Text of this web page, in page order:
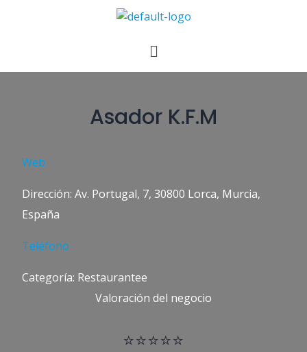
Asador K.F.M
Web
Dirección: Av. Portugal, 7, 30800 Lorca, Murcia,
España
Teléfono
Categoría: Restaurantee
Valoración del negocio
⭐⭐⭐⭐⭐